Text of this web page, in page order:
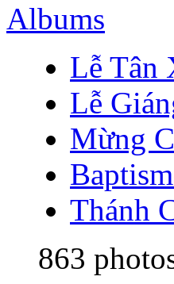
Albums
Lễ Tân
Lễ
Mừng
Thánh
863